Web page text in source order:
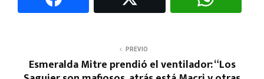
PREVIO
Esmeralda Mitre prendió el ventilador: “Los